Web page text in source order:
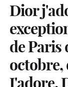
Dior
de Paris
octobre,
J'adore.